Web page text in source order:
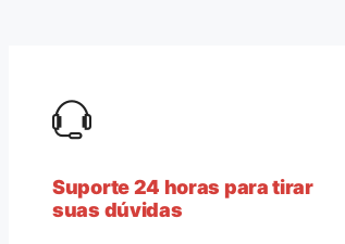
Suporte 24 horas para tirar
suas dúvidas